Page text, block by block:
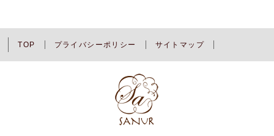
TOP プライバシーポリシー サイトマップ